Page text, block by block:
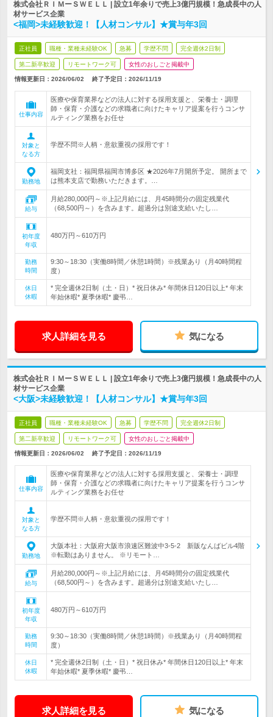
株式会社ＲＩＭーＳＷＥＬＬ | 設立1年余りで売上3億円規模！急成長中の人
材サービス企業
<福岡>未経験歓迎！【人材コンサル】★賞与年3回
正社員 職種・業種未経験OK 急募 学歴不問 完全週休2日制
第二新卒歓迎 リモートワーク可 女性のおしごと掲載中
情報更新日：2026/06/02 終了予定日： 2026/11/19
仕事内容
医療や保育業界などの法人に対する採用支援と、栄養士・調理
師・保育・介護などの求職者に向けたキャリア提案を行うコンサ
ルティング業務をお任せ
対象と
なる方
学歴不問※人柄・意欲重視の採用です！
勤務地
福岡支社：福岡県福岡市博多区 ★2026年7月開所予定。 開所まで
は熊本支店で勤務いただきます。…
給与
月給280,000円～※上記月給には、月45時間分の固定残業代
（68,500円～）を含みます。超過分は別途支給いたし…
初年度
年収
480万円～610万円
勤務
時間
9:30～18:30（実働8時間／休憩1時間）※残業あり（月40時間程
度）
休日
休暇
* 完全週休2日制（土・日）* 祝日休み* 年間休日120日以上* 年末
年始休暇* 夏季休暇* 慶弔…
求人詳細を見る 気になる
株式会社ＲＩＭーＳＷＥＬＬ | 設立1年余りで売上3億円規模！急成長中の人
材サービス企業
<大阪>未経験歓迎！【人材コンサル】★賞与年3回
正社員 職種・業種未経験OK 急募 学歴不問 完全週休2日制
第二新卒歓迎 リモートワーク可 女性のおしごと掲載中
情報更新日：2026/06/02 終了予定日： 2026/11/19
仕事内容
医療や保育業界などの法人に対する採用支援と、栄養士・調理
師・保育・介護などの求職者に向けたキャリア提案を行うコンサ
ルティング業務をお任せ
対象と
なる方
学歴不問※人柄・意欲重視の採用です！
勤務地
大阪本社：大阪府大阪市浪速区難波中3-5-2 新販なんばビル4階
※転勤はありません。 ※リモート…
給与
月給280,000円～※上記月給には、月45時間分の固定残業代
（68,500円～）を含みます。超過分は別途支給いたし…
初年度
年収
480万円～610万円
勤務
時間
9:30～18:30（実働8時間／休憩1時間）※残業あり（月40時間程
度）
休日
休暇
* 完全週休2日制（土・日）* 祝日休み* 年間休日120日以上* 年末
年始休暇* 夏季休暇* 慶弔…
求人詳細を見る 気になる